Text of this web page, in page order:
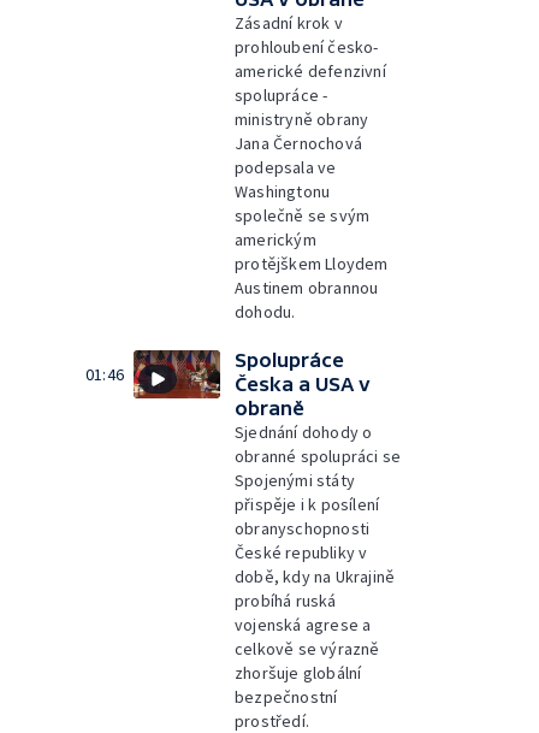
Zásadní krok v
prohloubení česko-
americké defenzivní
spolupráce -
ministryně obrany
Jana Černochová
podepsala ve
Washingtonu
společně se svým
americkým
protějškem Lloydem
Austinem obrannou
dohodu.
01:46
Spolupráce
Česka a USA v
obraně
Sjednání dohody o
obranné spolupráci se
Spojenými státy
přispěje i k posílení
obranyschopnosti
České republiky v
době, kdy na Ukrajině
probíhá ruská
vojenská agrese a
celkově se výrazně
zhoršuje globální
bezpečnostní
prostředí.